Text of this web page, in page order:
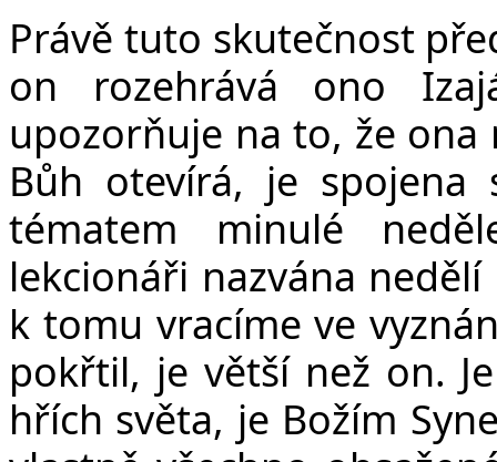
Právě tuto skutečnost
on rozehrává ono
upozorňuje na to, že ona
Bůh otevírá, je spojena
tématem minulé
lekcionáři nazvána
k tomu vracíme ve
pokřtil, je větší než on.
hřích světa, je Božím